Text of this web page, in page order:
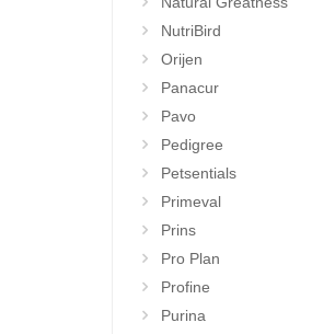
NutriBird
Orijen
Panacur
Pavo
Pedigree
Petsentials
Primeval
Prins
Pro Plan
Profine
Purina